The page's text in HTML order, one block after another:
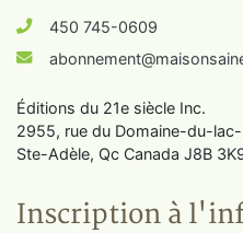
450 745-0609
Éditions du 21e siècle Inc.
2955, rue du Domaine-du-
Ste-Adèle, Qc Canada J8B
Inscription à